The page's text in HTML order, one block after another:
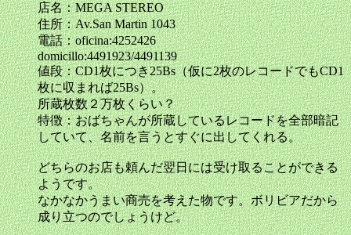
店名：MEGA STEREO
住所：Av.San Martin 1043
電話：oficina:4252426
domicillo:4491923/4491139
値段：CD1枚につき25Bs（仮に2枚のレコードでもCD1
枚に収まれば25Bs）。
所蔵枚数２万枚くらい？
特徴：おばちゃんが所蔵しているレコードを全部暗記
していて、名前を言うとすぐに出してくれる。
どちらのお店も頼んだ翌日には受け取ることができる
ようです。
なかなかうまい商売を考えた物です。ボリビアだから
成り立つのでしょうけど。